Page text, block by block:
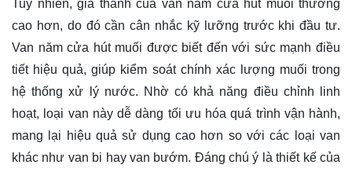
Tuy nhiên, giá thành của van năm cửa hút muối thường
cao hơn, do đó cần cân nhắc kỹ lưỡng trước khi đầu tư.
Van năm cửa hút muối được biết đến với sức mạnh điều
tiết hiệu quả, giúp kiểm soát chính xác lượng muối trong
hệ thống xử lý nước. Nhờ có khả năng điều chỉnh linh
hoạt, loại van này dễ dàng tối ưu hóa quá trình vận hành,
mang lại hiệu quả sử dụng cao hơn so với các loại van
khác như van bi hay van bướm. Đáng chú ý là thiết kế của